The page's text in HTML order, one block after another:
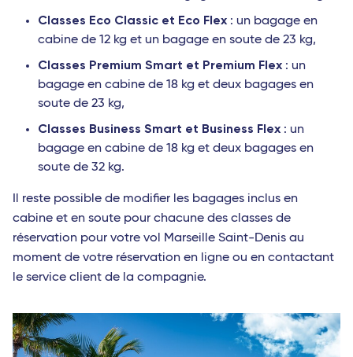
Classes Eco Classic et Eco Flex : un bagage en
cabine de 12 kg et un bagage en soute de 23 kg,
Classes Premium Smart et Premium Flex : un
bagage en cabine de 18 kg et deux bagages en
soute de 23 kg,
Classes Business Smart et Business Flex : un
bagage en cabine de 18 kg et deux bagages en
soute de 32 kg.
Il reste possible de modifier les bagages inclus en
cabine et en soute pour chacune des classes de
réservation pour votre vol Marseille Saint-Denis au
moment de votre réservation en ligne ou en contactant
le service client de la compagnie.